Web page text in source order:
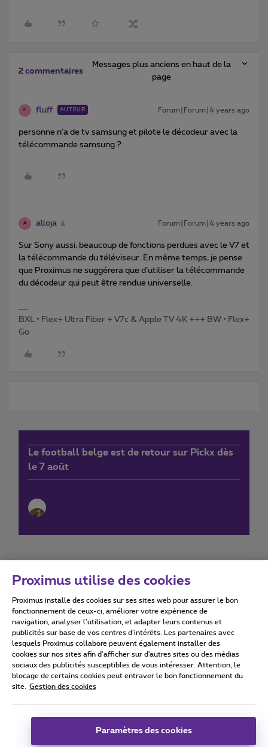
2 commentaires
Messages plus anciens en haut de la
page
F fluff AUTEUR Forum|Forum|4 years ago
personne n’a de tv samsung et pilote le décodeur avec la
télécommande samsung ?
A alloja Forum|Forum|4 years ago
Sur Sony aussi, beaucoup de fonctions perdues avec le V7 et
la télécommande du téléviseur. En même temps, je pense
que Proximus ne suggérera que d’utiliser la télécommande
du décodeur qui peut être rendue universelle.
BXL • Flex+ Ultra Fiber + V7c & Apple TV 4K +++ BW • Flex+
Go
Le football belge est de retour sur Pickx dès
le 7 août
Conditions d'utilisation Accessibility statement
Tous droits réservés. © 2026
Conditions générales, info consommateur
Coordonnées de l’entreprise
Proximus utilise des cookies
Proximus installe des cookies sur ses sites web pour assurer le bon
fonctionnement de ceux-ci, améliorer votre expérience de
navigation, analyser l’utilisation, et adapter leurs contenus et
publicités sur base de vos centres d’intérêts. Les partenaires avec
lesquels Proximus collabore peuvent également installer des
cookies sur nos sites afin d’afficher sur d'autres sites ou des médias
sociaux des publicités susceptibles de vous intéresser. Attention, le
blocage de certains cookies peut entraver le bon fonctionnement du
site.
Gestion des cookies
Paramètres des cookies